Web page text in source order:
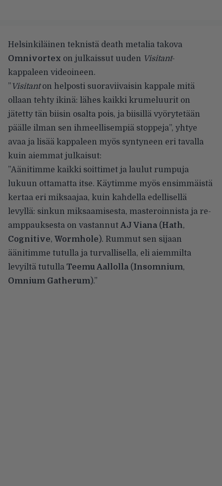
Helsinkiläinen teknistä death metalia takova
Omnivortex on julkaissut uuden Visitant-
kappaleen videoineen.
” Visitanton helposti suoraviivaisin kappale mitä
ollaan tehty ikinä: lähes kaikki krumeluurit on
jätetty tän biisin osalta pois, ja biisillä vyörytetään
päälle ilman sen ihmeellisempiä stoppeja”, yhtye
avaa ja lisää kappaleen myös syntyneen eri tavalla
kuin aiemmat julkaisut:
”Aänitimme kaikki soittimet ja laulut rumpuja
lukuun ottamatta itse. Käytimme myös ensimmäistä
kertaa eri miksaajaa, kuin kahdella edellisellä
levyllä: sinkun miksaamisesta, masteroinnista ja re-
amppauksesta on vastannut AJ Viana(Hath,
Cognitive, Wormhole). Rummut sen sijaan
äänitimme tutulla ja turvallisella, eli aiemmilta
levyiltä tutulla Teemu Aallolla(Insomnium,
Omnium Gatherum).”